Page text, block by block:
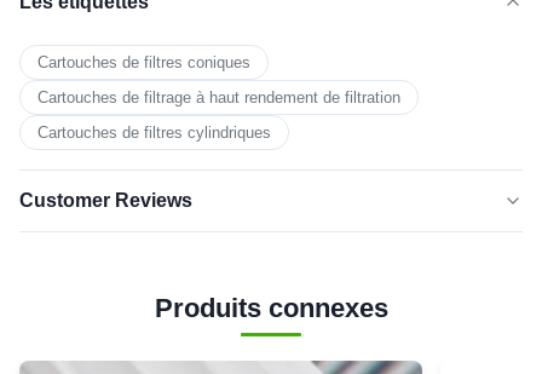
Cartouches de filtres coniques
Cartouches de filtrage à haut rendement de filtration
Cartouches de filtres cylindriques
Customer Reviews
cinq
Produits connexes